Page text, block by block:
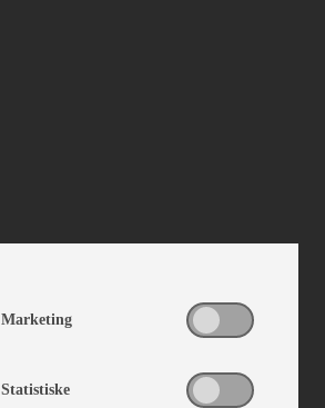
Marketing
Statistiske